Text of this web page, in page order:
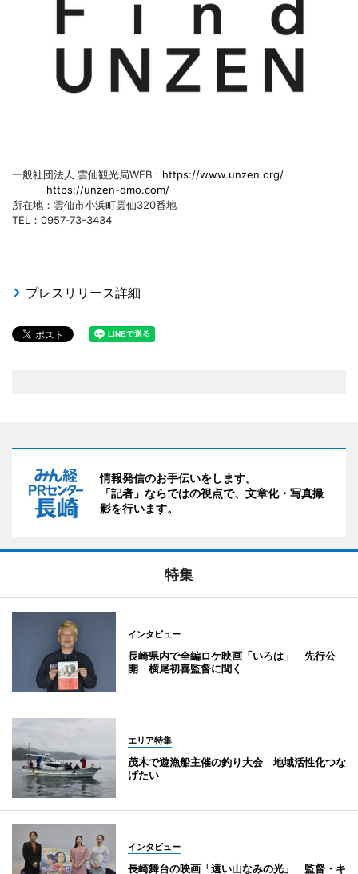
一般社団法人 雲仙観光局WEB： https://www.unzen.org/
https://unzen-dmo.com/
所在地：雲仙市小浜町雲仙320番地
TEL：0957‐73-3434
プレスリリース詳細
情報発信のお手伝いをします。
「記者」ならではの視点で、文章化・写真撮
影を行います。
特集
インタビュー
長崎県内で全編ロケ映画「いろは」 先行公
開 横尾初喜監督に聞く
エリア特集
茂木で遊漁船主催の釣り大会 地域活性化つな
げたい
インタビュー
長崎舞台の映画「遠い山なみの光」 監督・キ